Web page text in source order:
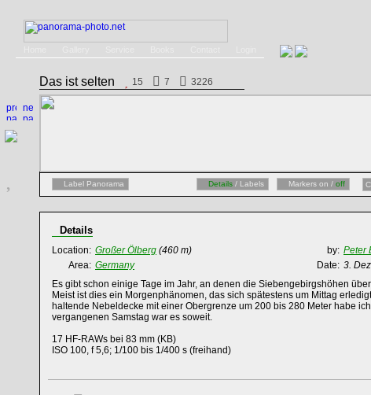
Das ist selten 15 7 3226
Label Panorama Details / Labels Markers on / off
Details
Location: Großer Ölberg (460 m) by: Peter
Area: Germany Date: 3.
Es gibt schon einige Tage im Jahr, an denen die Siebengebirgshöhen
Meist ist dies ein Morgenphänomen, das sich spätestens um Mittag
haltende Nebeldecke mit einer Obergrenze um 200 bis 280 Meter habe
vergangenen Samstag war es soweit.
17 HF-RAWs bei 83 mm (KB)
ISO 100, f 5,6; 1/100 bis 1/400 s (freihand)